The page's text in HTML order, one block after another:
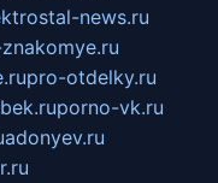
news.ru
pro-otdelky.ru
porno-vk.ru
adonyev.ru